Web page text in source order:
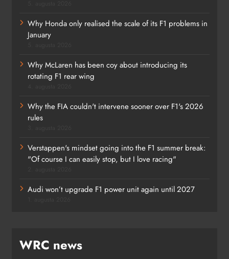
Why Honda only realised the scale of its F1 problems in
January
Why McLaren has been coy about introducing its
rotating F1 rear wing
Why the FIA couldn't intervene sooner over F1's 2026
rules
Verstappen's mindset going into the F1 summer break:
"Of course I can easily stop, but I love racing"
Audi won’t upgrade F1 power unit again until 2027
WRC news